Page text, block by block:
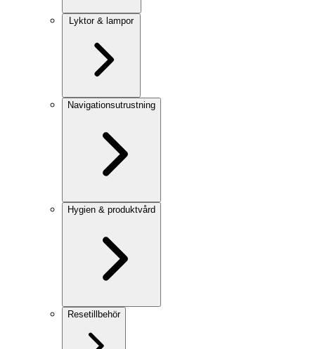
Lyktor & lampor
Navigationsutrustning
Hygien & produktvård
Resetillbehör